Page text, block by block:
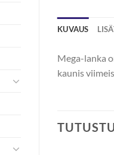
KUVAUS
Mega-lanka
kaunis